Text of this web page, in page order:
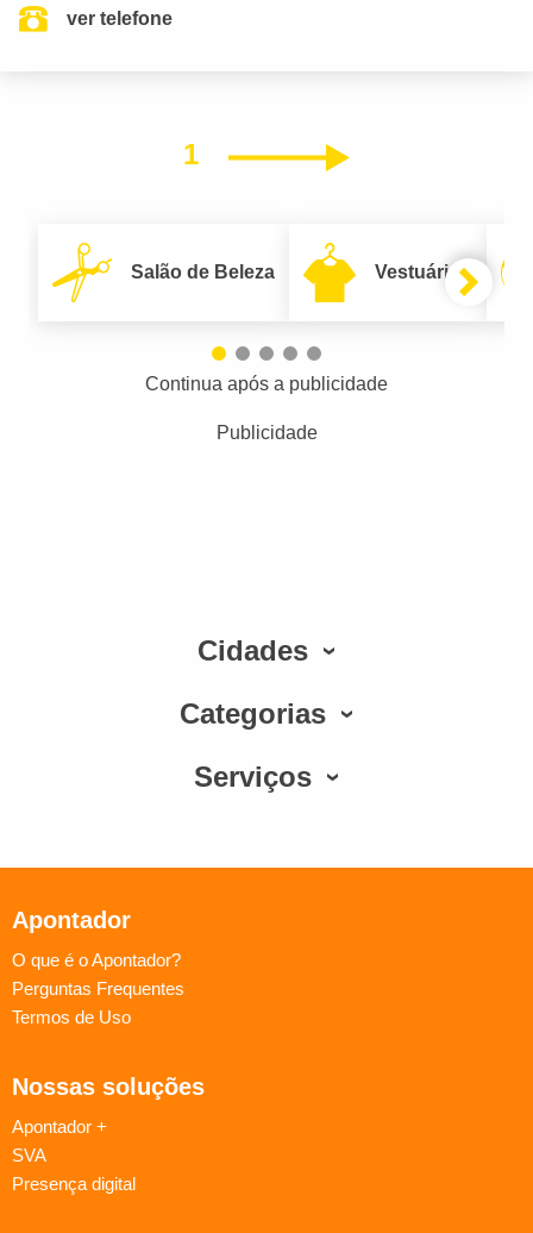
ver telefone
1 Próximo
Salão de Beleza Vestuário
Continua após a publicidade
Publicidade
Cidades
Categorias
Serviços
Apontador
O que é o Apontador?
Perguntas Frequentes
Termos de Uso
Nossas soluções
Apontador +
SVA
Presença digital